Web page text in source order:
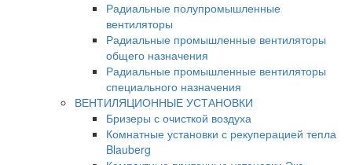
Радиальные полупромышленные
вентиляторы
Радиальные промышленные вентиляторы
общего назначения
Радиальные промышленные вентиляторы
специального назначения
ВЕНТИЛЯЦИОННЫЕ УСТАНОВКИ
Бризеры с очисткой воздуха
Комнатные установки с рекуперацией тепла
Blauberg